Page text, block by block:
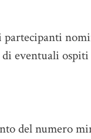
partecipanti
eventuali
del numero